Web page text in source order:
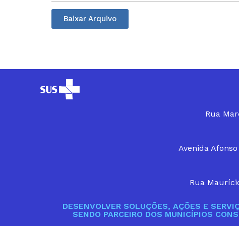
Baixar Arquivo
Rua
Avenida
Rua
DESENVOLVER SOLUÇÕES, AÇÕES E
SENDO PARCEIRO DOS MUNICÍPIOS